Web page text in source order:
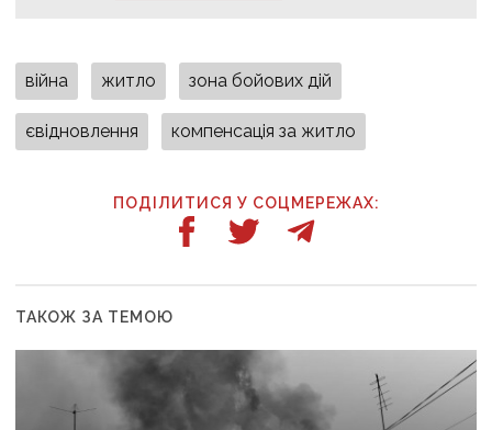
війна житло зона бойових дій
євідновлення компенсація за житло
ПОДІЛИТИСЯ У СОЦМЕРЕЖАХ:
ТАКОЖ ЗА ТЕМОЮ